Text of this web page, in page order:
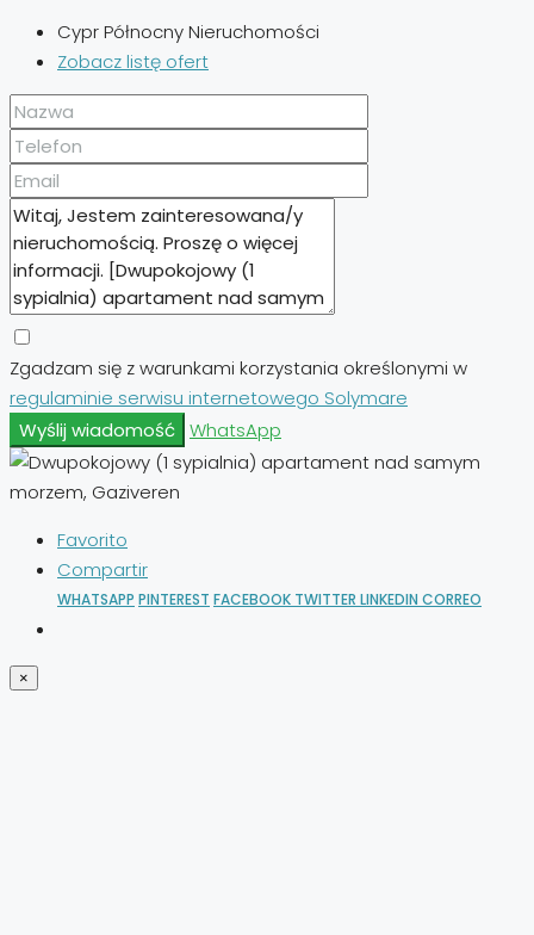
Cypr Północny Nieruchomości
Zobacz listę ofert
Zgadzam się z warunkami korzystania określonymi w
regulaminie serwisu internetowego Solymare
Wyślij wiadomość WhatsApp
Favorito
Compartir
WHATSAPP PINTEREST FACEBOOK TWITTER LINKEDIN CORREO
×